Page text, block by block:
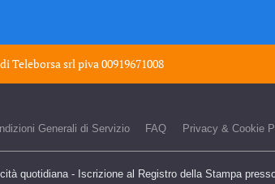
Teleborsa srlpiva 00919671008
Generali di Servizio FAQ Privacy & Cookie
quotidiana - Iscrizione al Registro della Stampa